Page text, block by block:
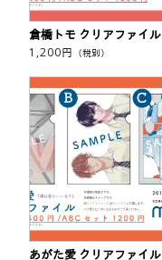
倉橋トモ クリアファイル
1,200円 （税別）
あがた愛 クリアファイル